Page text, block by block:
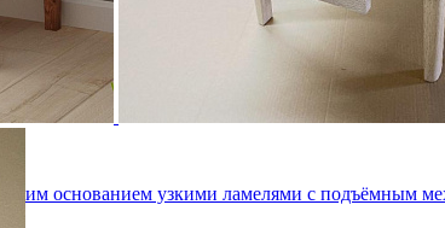
основанием узкими ламелями с подъёмным